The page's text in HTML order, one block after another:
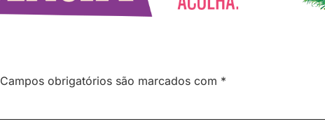
Campos obrigatórios são marcados com *